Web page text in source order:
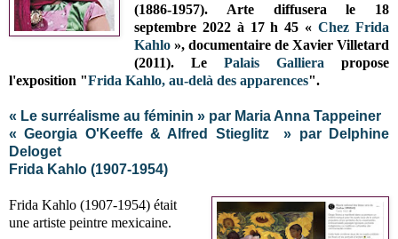
(1886-1957). Arte diffusera le 18
septembre 2022 à 17 h 45 « Chez Frida
Kahlo », documentaire de Xavier Villetard
(2011). Le Palais Galliera propose
l'exposition "Frida Kahlo, au-delà des apparences".
« Le surréalisme au féminin » par Maria Anna Tappeiner
« Georgia O'Keeffe & Alfred Stieglitz » par Delphine
Deloget
Frida Kahlo (1907-1954)
Frida Kahlo (1907-1954) était
une artiste peintre mexicaine.